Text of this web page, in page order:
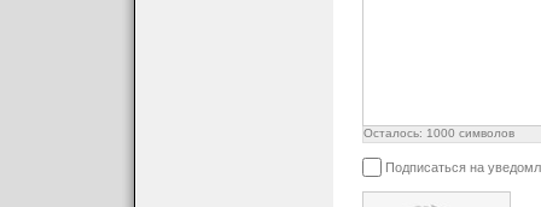
Осталось: 1000 символов
Подписаться на